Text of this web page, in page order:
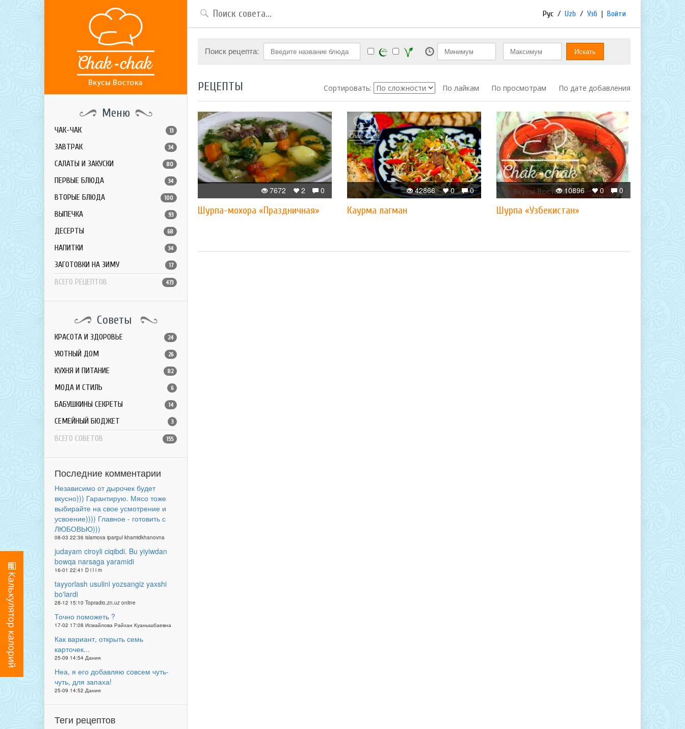
Меню
ЧАК-ЧАК 13
ЗАВТРАК 34
САЛАТЫ И ЗАКУСКИ 80
ПЕРВЫЕ БЛЮДА 34
ВТОРЫЕ БЛЮДА 100
ВЫПЕЧКА 93
ДЕСЕРТЫ 68
НАПИТКИ 34
ЗАГОТОВКИ НА ЗИМУ 17
ВСЕГО РЕЦЕПТОВ 473
Советы
КРАСОТА И ЗДОРОВЬЕ 24
УЮТНЫЙ ДОМ 26
КУХНЯ И ПИТАНИЕ 82
МОДА И СТИЛЬ 6
БАБУШКИНЫ СЕКРЕТЫ 14
СЕМЕЙНЫЙ БЮДЖЕТ 3
ВСЕГО СОВЕТОВ 155
Последние комментарии
Независимо от дырочек будет
вкусно))) Гарантирую. Мясо тоже
выбирайте на свое усмотрение и
усвоение)))) Главное - готовить с
ЛЮБОВЬЮ)))
08-03 22:36 islamova ipargul khamidkhanovna
judayam ciroyli ciqibdi. Bu yiyiwdan
bowqa narsaga yaramidi
16-01 22:41 D i l i m
tayyorlash usulini yozsangiz yaxshi
bo'lardi
28-12 15:10 Topradio.zn.uz online
Точно поможеть ?
17-02 17:08 Исмайлова Райхан Куанышбаевна
Как вариант, открыть семь
карточек...
25-09 14:54 Дания
Неа, я его добавляю совсем чуть-
чуть, для запаха!
25-09 14:52 Дания
Теги рецептов
Рус / Uzb / Узб | Войти
Поиск рецепта:
РЕЦЕПТЫ Сортировать: По лайкам По просмотрам По дате добавления
0
2
7672
Шурпа-мохора «Праздничная»
0
0
42866
Каурма лагман
0
0
10896
Шурпа «Узбекистан»